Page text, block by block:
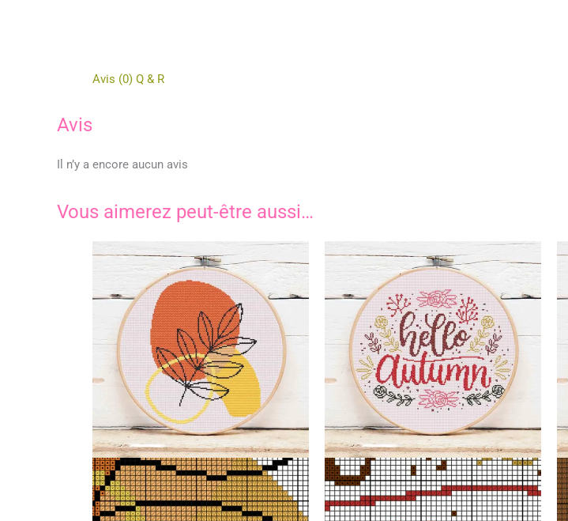
Avis (0) Q & R
Avis
Il n’y a encore aucun avis
Vous aimerez peut-être aussi…